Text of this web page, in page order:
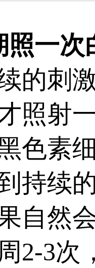
。照射
、大小
量过高
坚持全
次
的刺
照射
色素
持续
自然
2-3次